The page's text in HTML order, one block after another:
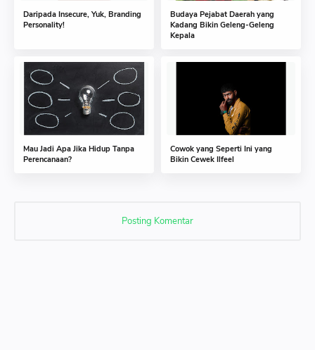
Daripada Insecure, Yuk, Branding
Personality!
Budaya Pejabat Daerah yang
Kadang Bikin Geleng-Geleng
Kepala
Mau Jadi Apa Jika Hidup Tanpa
Perencanaan?
Cowok yang Seperti Ini yang
Bikin Cewek Ilfeel
Posting Komentar